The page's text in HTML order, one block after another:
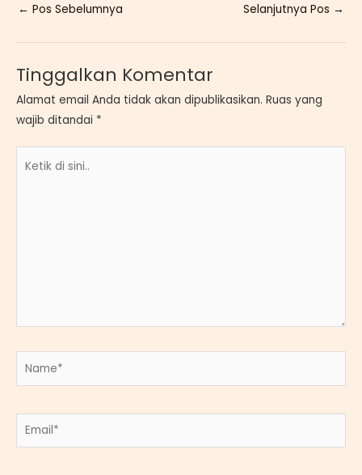
← Pos Sebelumnya Selanjutnya Pos →
Tinggalkan Komentar
Alamat email Anda tidak akan dipublikasikan. Ruas yang
wajib ditandai *
Name*
Email*